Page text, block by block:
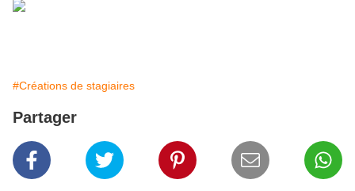
#Créations de stagiaires
Partager